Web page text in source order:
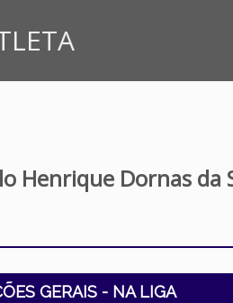
Henrique Dornas da
GERAIS - NA LIGA